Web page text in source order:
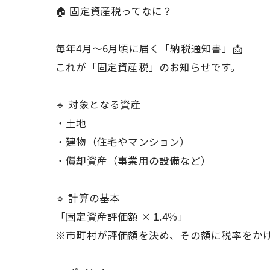
🏠 固定資産税ってなに？
毎年4月〜6月頃に届く「納税通知書」📩
これが「固定資産税」のお知らせです。
🔹 対象となる資産
・土地
・建物（住宅やマンション）
・償却資産（事業用の設備など）
🔹 計算の基本
「固定資産評価額 × 1.4％」
※市町村が評価額を決め、その額に税率をか